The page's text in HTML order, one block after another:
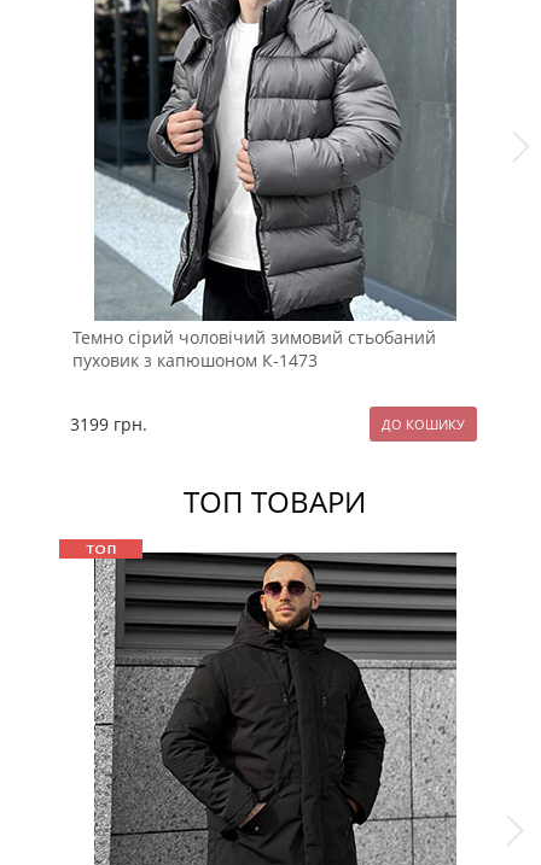
Темно сірий чоловічий зимовий стьобаний
пуховик з капюшоном К-1473
3199 грн.
ТОП ТОВАРИ